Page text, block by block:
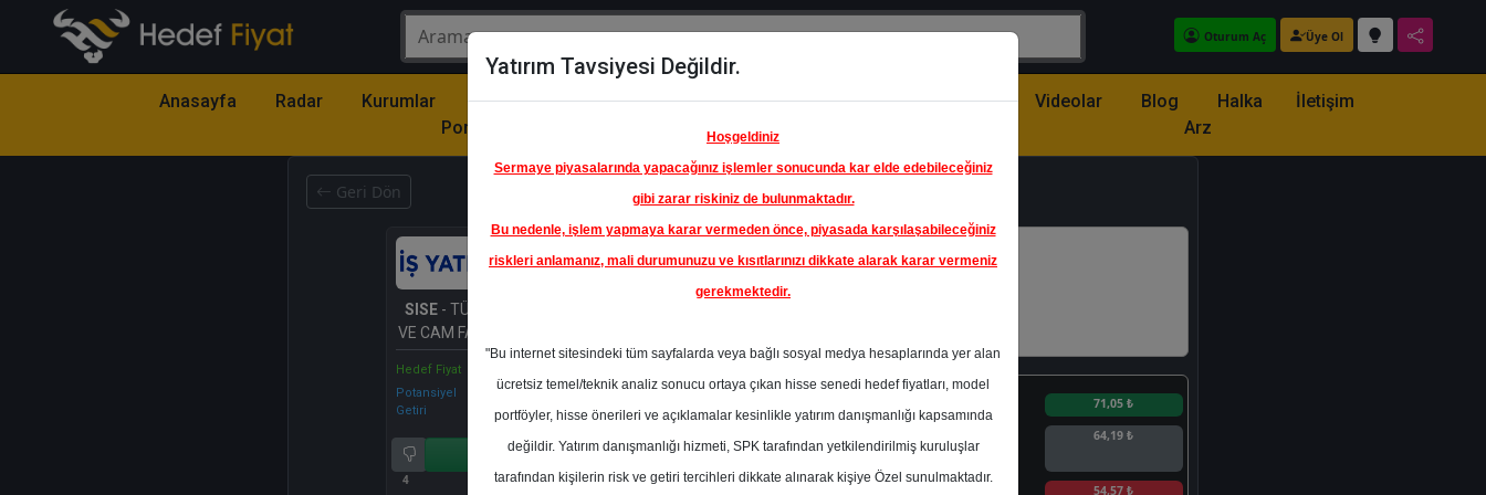
Oturum Aç Üye Ol
Anasayfa Radar Kurumlar
Model
Portföy
Hisse
Öne
Çıkanlar
Raporlar Partnerlerimiz Videolar Blog
Halka
Arz
İletişim
Geri Dön
SISE- TÜRKİYE ŞİŞE
VE CAM FABRİKALARI
A.Ş.
Hedef Fiyat
Potansiyel
Getiri
%74.72
4 5
En Yüksek Tahmin 71,05 ₺
Ortalama Fiyat
Tahmini
64,19 ₺
54,57 ₺
Yatırım Tavsiyesi Değildir.
Hoşgeldiniz
Sermaye piyasalarında yapacağınız işlemler sonucunda kar elde edebileceğiniz
gibi zarar riskiniz de bulunmaktadır.
Bu nedenle, işlem yapmaya karar vermeden önce, piyasada karşılaşabileceğiniz
riskleri anlamanız, mali durumunuzu ve kısıtlarınızı dikkate alarak karar vermeniz
gerekmektedir.
"Bu internet sitesindeki tüm sayfalarda veya bağlı sosyal medya hesaplarında yer alan
ücretsiz temel/teknik analiz sonucu ortaya çıkan hisse senedi hedef fiyatları, model
portföyler, hisse önerileri ve açıklamalar kesinlikle yatırım danışmanlığı kapsamında
değildir. Yatırım danışmanlığı hizmeti, SPK tarafından yetkilendirilmiş kuruluşlar
tarafından kişilerin risk ve getiri tercihleri dikkate alınarak kişiye Özel sunulmaktadır.